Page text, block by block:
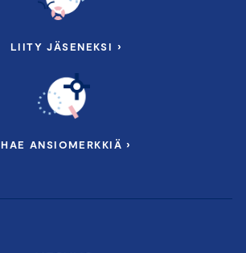
LIITY JÄSENEKSI ›
HAE ANSIOMERKKIÄ ›